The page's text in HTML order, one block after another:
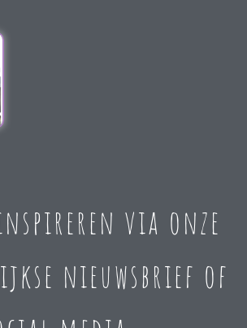
via onze
nieuwsbrief of